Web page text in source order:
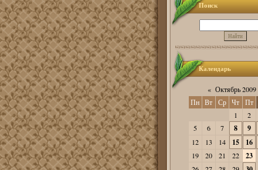
Поиск
Календарь
« Октябрь 2009
Пн Вт Ср Чт Пт
1 2
5
6 7 8 9
12 13 14 15 16
19
20 21 22 23